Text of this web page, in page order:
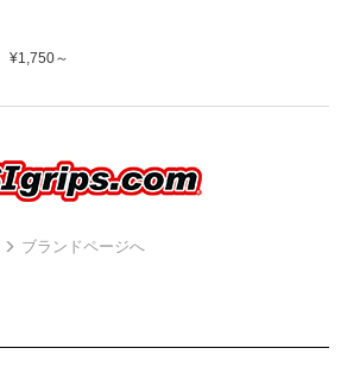
¥1,750～
ブランドページへ